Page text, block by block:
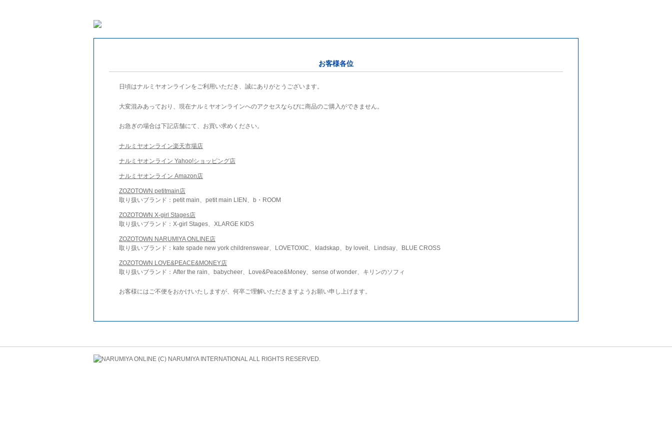
お客様各位
日頃はナルミヤオンラインをご利用いただき、誠にありがとうございます。
大変混みあっており、現在ナルミヤオンラインへのアクセスならびに商品のご購入ができません。
お急ぎの場合は下記店舗にて、お買い求めください。
ナルミヤオンライン楽天市場店
ナルミヤオンライン Yahoo!ショッピング店
ナルミヤオンライン Amazon店
ZOZOTOWN petitmain店
取り扱いブランド：petit main、petit main LIEN、b・ROOM
ZOZOTOWN X-girl Stages店
取り扱いブランド：X-girl Stages、XLARGE KIDS
ZOZOTOWN NARUMIYA ONLINE店
取り扱いブランド：kate spade new york childrenswear、LOVETOXIC、kladskap、by loveit、Lindsay、BLUE CROSS
ZOZOTOWN LOVE&PEACE&MONEY店
取り扱いブランド：After the rain、babycheer、Love&Peace&Money、sense of wonder、キリンのソフィ
お客様にはご不便をおかけいたしますが、何卒ご理解いただきますようお願い申し上げます。